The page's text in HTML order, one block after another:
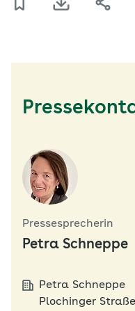
Pressesprecherin
Petra Schneppe
Petra Schneppe
Plochinger